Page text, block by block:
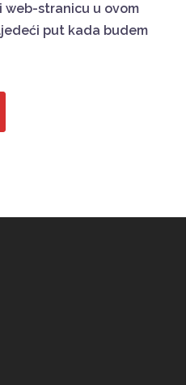
web-stranicu u ovom
put kada budem